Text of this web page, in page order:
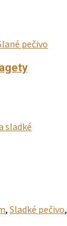
pečivo
sladké
, Sladké pečivo,